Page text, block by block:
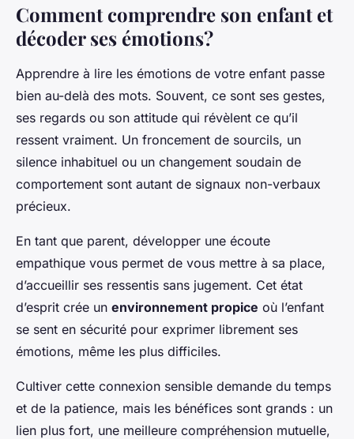
Comment comprendre son enfant et
décoder ses émotions?
Apprendre à lire les émotions de votre enfant passe
bien au-delà des mots. Souvent, ce sont ses gestes,
ses regards ou son attitude qui révèlent ce qu’il
ressent vraiment. Un froncement de sourcils, un
silence inhabituel ou un changement soudain de
comportement sont autant de signaux non-verbaux
précieux.
En tant que parent, développer une écoute
empathique vous permet de vous mettre à sa place,
d’accueillir ses ressentis sans jugement. Cet état
d’esprit crée un environnement propice où l’enfant
se sent en sécurité pour exprimer librement ses
émotions, même les plus difficiles.
Cultiver cette connexion sensible demande du temps
et de la patience, mais les bénéfices sont grands : un
lien plus fort, une meilleure compréhension mutuelle,